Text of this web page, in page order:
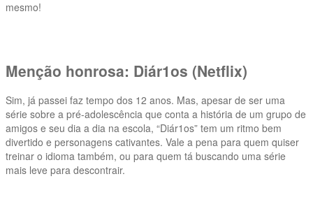
mesmo!
Menção honrosa: Diár1os (Netflix)
Sim, já passei faz tempo dos 12 anos. Mas, apesar de ser uma
série sobre a pré-adolescência que conta a história de um grupo de
amigos e seu dia a dia na escola, “Diár1os” tem um ritmo bem
divertido e personagens cativantes. Vale a pena para quem quiser
treinar o idioma também, ou para quem tá buscando uma série
mais leve para descontrair.